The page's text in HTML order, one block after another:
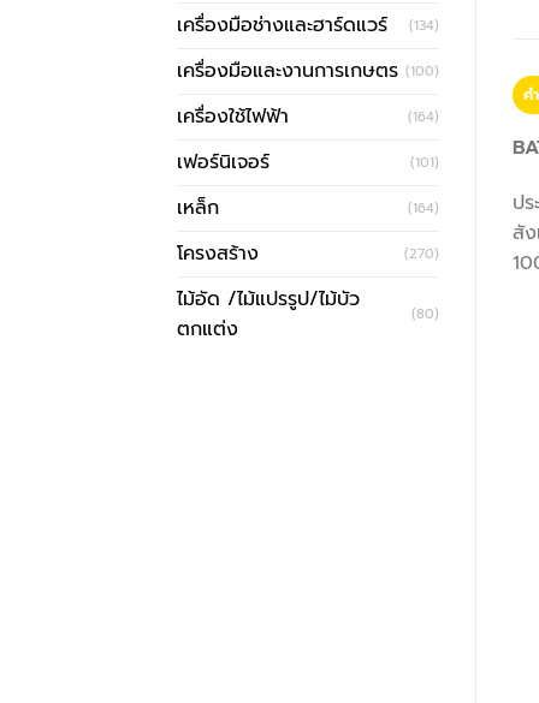
เครื่องมือช่างและฮาร์ดแวร์ (134)
เครื่องมือและงานการเกษตร (100)
เครื่องใช้ไฟฟ้า (164)
เฟอร์นิเจอร์ (101)
เหล็ก (164)
โครงสร้าง (270)
ไม้อัด /ไม้แปรรูป/ไม้บัว
ตกแต่ง
(80)
ค
ป
สั